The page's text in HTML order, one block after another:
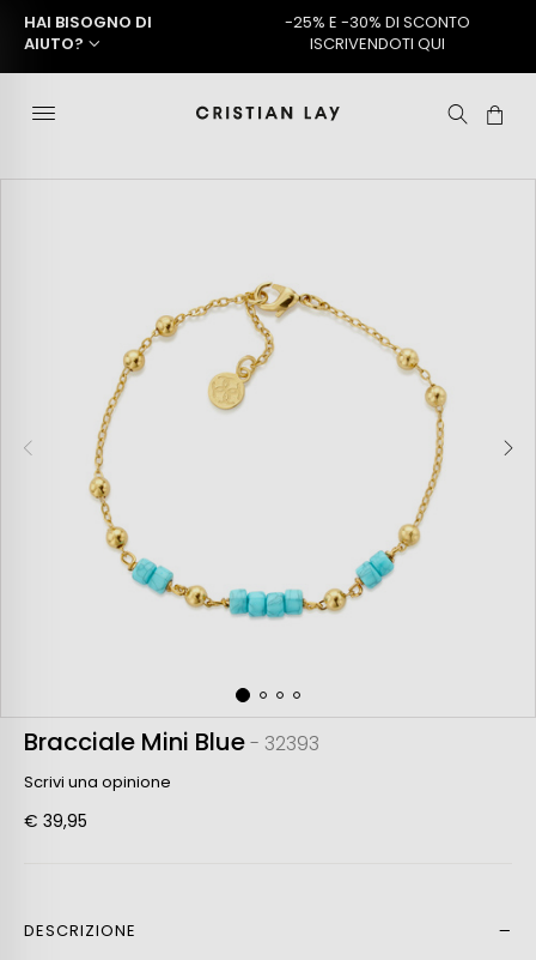
HAI BISOGNO DI
AIUTO?
-25% E -30% DI SCONTO
ISCRIVENDOTI QUI
Bracciale Mini Blue- 32393
Scrivi una opinione
€ 39,95
DESCRIZIONE